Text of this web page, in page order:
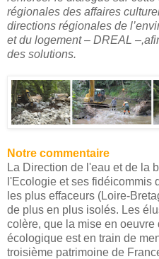
régionales des affaires
directions régionales de
et du logement – DREAL
des solutions.
Notre commentaire
La Direction de l'eau et de la
l'Ecologie et ses fidéicommis
les plus effaceurs (Loire-
de plus en plus isolés. Les
colère, que la mise en
écologique est en train de
troisième patrimoine de